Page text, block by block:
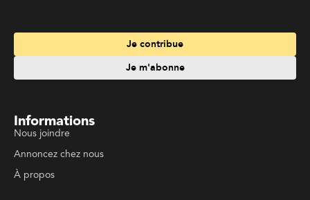
Services
Suivez La Liberté